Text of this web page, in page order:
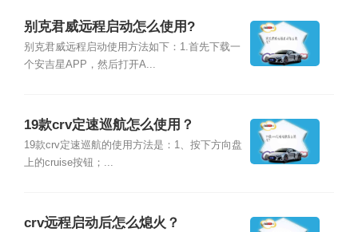
别克君威远程启动怎么使用?
别克君威远程启动使用方法如下：1.首先下载一
个安吉星APP，然后打开A...
19款crv定速巡航怎么使用？
19款crv定速巡航的使用方法是：1、按下方向盘
上的cruise按钮；...
crv远程启动后怎么熄火？